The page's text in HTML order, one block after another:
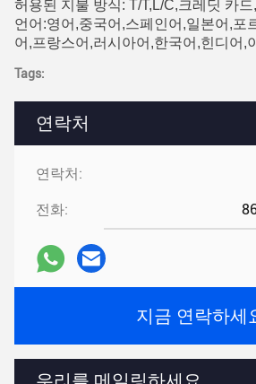
연락처
연락처:
전화:
지금 연락하세
허용된 지불 방식: T/T,L/C,크레딧 카
언어:영어,중국어,스페인어,일본어,포
어,프랑스어,러시아어,한국어,힌디어,
Tags: